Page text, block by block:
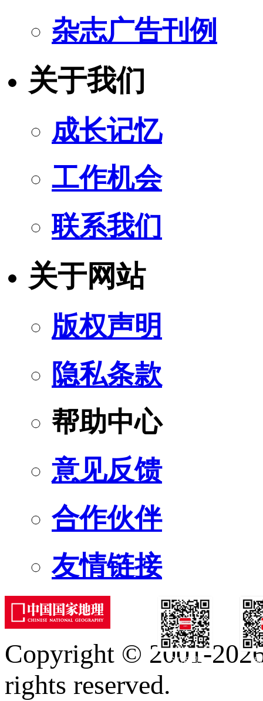
杂志广告刊例
关于我们
成长记忆
工作机会
联系我们
关于网站
版权声明
隐私条款
帮助中心
意见反馈
合作伙伴
友情链接
订阅号
Copyright © 2001-
rights reserved.